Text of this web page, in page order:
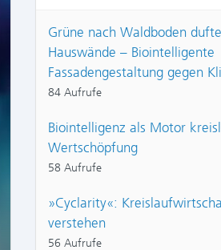
Grüne nach Waldboden
Hauswände – Biointelligente
Fassadengestaltung gegen
84 Aufrufe
Biointelligenz als Motor
Wertschöpfung
58 Aufrufe
»Cyclarity«:
verstehen
56 Aufrufe